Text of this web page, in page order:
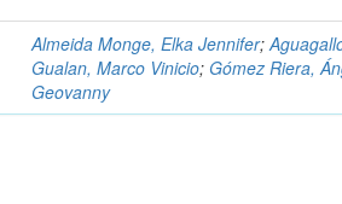
Almeida Monge, Elka Jennifer;
Gualan, Marco Vinicio;Gómez Riera,
Geovanny